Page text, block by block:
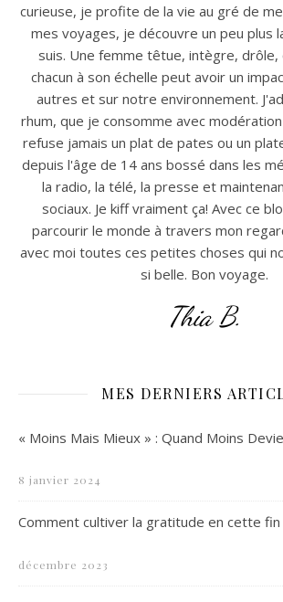
curieuse, je profite de la vie au gré de
mes voyages, je découvre un peu plus
suis. Une femme têtue, intègre, drôle,
chacun à son échelle peut avoir un
autres et sur notre environnement.
rhum, que je consomme avec
refuse jamais un plat de pates ou un
depuis l'âge de 14 ans bossé dans les
la radio, la télé, la presse et
sociaux. Je kiff vraiment ça! Avec ce
parcourir le monde à travers mon
avec moi toutes ces petites choses qui
si belle. Bon voyage.
Thia B.
MES DERNIERS
« Moins Mais Mieux » : Quand Moins
8 janvier 2024
Comment cultiver la gratitude en cette fin
décembre 2023